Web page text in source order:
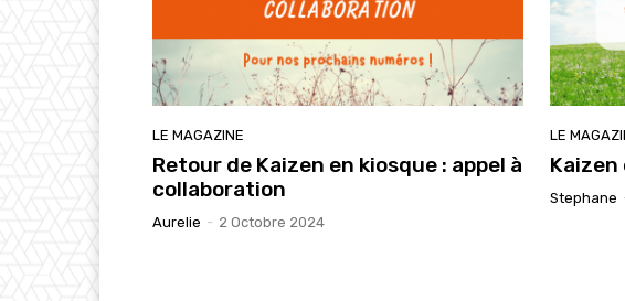
LE MAGAZINE
Retour de Kaizen en kiosque : appel à
collaboration
Aurelie - 2 Octobre 2024
LE
Stephane